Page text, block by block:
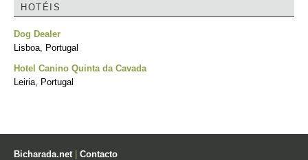
HOTÉIS
Dog Dealer
Lisboa, Portugal
Hotel Canino Quinta da Cavada
Leiria, Portugal
Bicharada.net| Contacto